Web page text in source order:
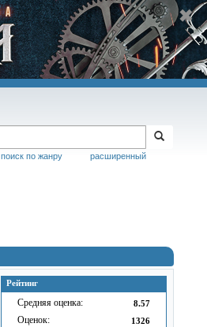
расширенный
поиск по жанру
Рейтинг
Средняя оценка: 8.57
Оценок: 1326